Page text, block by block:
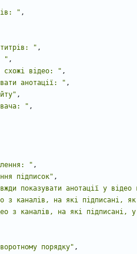
" ,
" ,
" ,
схожі відео: " ,
анотації: " ,
,
" ,
" ,
підписок" ,
показувати анотації у
з каналів, на які підписані,
з каналів, на які підписані,
порядку" ,